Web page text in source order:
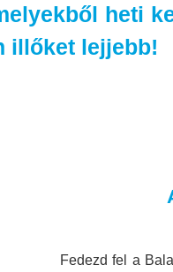
heti
illőket lejjebb!
Fedezd fel a